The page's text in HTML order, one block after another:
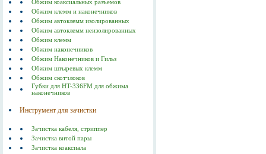
Обжим коаксиальных разъемов
Обжим клемм и наконечников
Обжим автоклемм изолированных
Обжим автоклемм неизолированных
Обжим клемм
Обжим наконечников
Обжим Наконечников и Гильз
Обжим штыревых клемм
Обжим скотчлоков
Губки для HT-336FM для обжима
наконечников
Инструмент для зачистки
Зачистка кабеля, стриппер
Зачистка витой пары
Зачистка коаксиала